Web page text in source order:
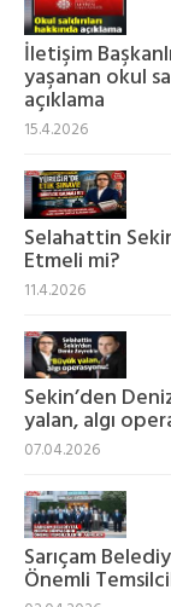
İletişim
yaşanan okul
açıklama
15.4.2026
Selahattin
Etmeli mi?
11.4.2026
Sekin’den
yalan, algı
07.04.2026
Sarıçam
Önemli